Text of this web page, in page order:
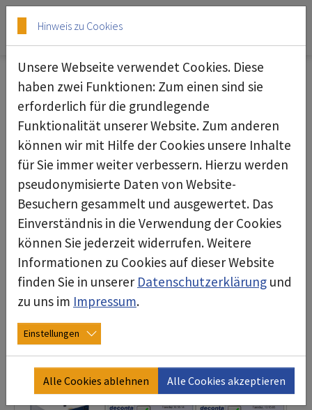
Skip to main content
Skip to page footer
Unterdruckhaltegerät smart dec S300
Hinweis zu Cookies
Unsere Webseite verwendet Cookies. Diese
haben zwei Funktionen: Zum einen sind sie
erforderlich für die grundlegende
Funktionalität unserer Website. Zum anderen
können wir mit Hilfe der Cookies unsere Inhalte
für Sie immer weiter verbessern. Hierzu werden
pseudonymisierte Daten von Website-
Besuchern gesammelt und ausgewertet. Das
Einverständnis in die Verwendung der Cookies
können Sie jederzeit widerrufen. Weitere
Informationen zu Cookies auf dieser Website
finden Sie in unserer Datenschutzerklärung und
zu uns im Impressum.
Einstellungen
Alle Cookies ablehnen Alle Cookies akzeptieren